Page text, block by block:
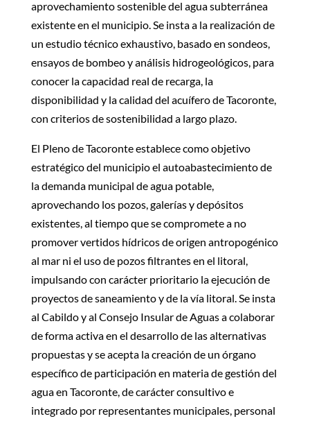
aprovechamiento sostenible del agua subterránea
existente en el municipio. Se insta a la realización de
un estudio técnico exhaustivo, basado en sondeos,
ensayos de bombeo y análisis hidrogeológicos, para
conocer la capacidad real de recarga, la
disponibilidad y la calidad del acuífero de Tacoronte,
con criterios de sostenibilidad a largo plazo.
El Pleno de Tacoronte establece como objetivo
estratégico del municipio el autoabastecimiento de
la demanda municipal de agua potable,
aprovechando los pozos, galerías y depósitos
existentes, al tiempo que se compromete a no
promover vertidos hídricos de origen antropogénico
al mar ni el uso de pozos filtrantes en el litoral,
impulsando con carácter prioritario la ejecución de
proyectos de saneamiento y de la vía litoral. Se insta
al Cabildo y al Consejo Insular de Aguas a colaborar
de forma activa en el desarrollo de las alternativas
propuestas y se acepta la creación de un órgano
específico de participación en materia de gestión del
agua en Tacoronte, de carácter consultivo e
integrado por representantes municipales, personal